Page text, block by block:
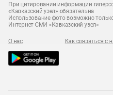
При цитировании информации
«Кавказский узел» обязательна
Использование фото возможно
Интернет-СМИ «Кавказский узел»
О нас Как связаться с